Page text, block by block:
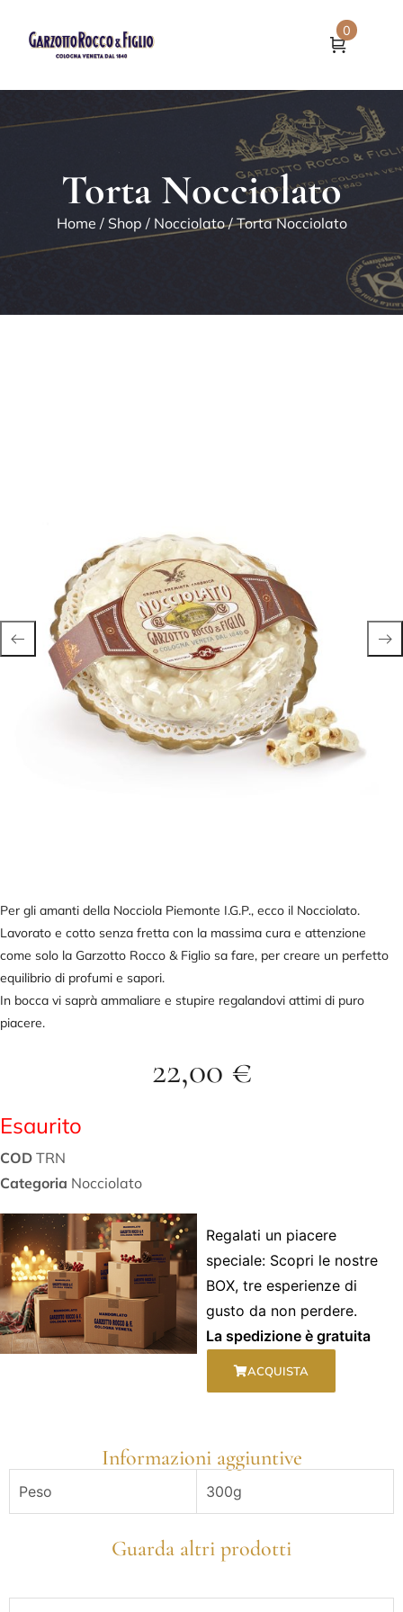
0
Torta Nocciolato
Home / Shop / Nocciolato/ Torta Nocciolato
Per gli amanti della Nocciola Piemonte I.G.P., ecco il Nocciolato.
Lavorato e cotto senza fretta con la massima cura e attenzione
come solo la Garzotto Rocco & Figlio sa fare, per creare un perfetto
equilibrio di profumi e sapori.
In bocca vi saprà ammaliare e stupire regalandovi attimi di puro
piacere.
22,00 €
Esaurito
COD TRN
Categoria Nocciolato
Regalati un piacere
speciale: Scopri le nostre
BOX, tre esperienze di
gusto da non perdere.
La spedizione è gratuita
ACQUISTA
Informazioni aggiuntive
Peso 300g
Guarda altri prodotti